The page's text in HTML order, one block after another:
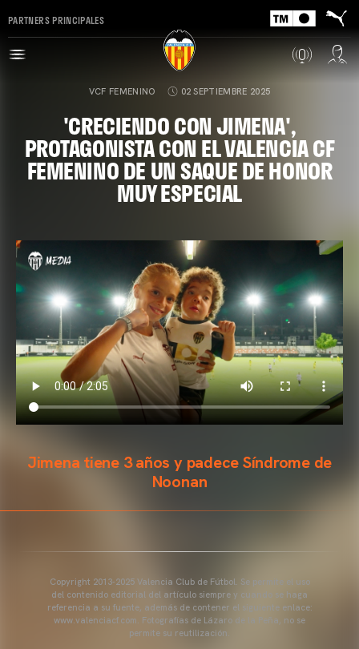
PARTNERS PRINCIPALES
VCF FEMENINO 02 SEPTIEMBRE 2025
'CRECIENDO CON JIMENA',
PROTAGONISTA CON EL VALENCIA CF
FEMENINO DE UN SAQUE DE HONOR
MUY ESPECIAL
Jimena tiene 3 años y padece Síndrome de
Noonan
Copyright 2013-2025 Valencia Club de Fútbol. Se permite el uso
del contenido editorial del artículo siempre y cuando se haga
referencia a su fuente, además de contener el siguiente enlace:
www.valenciacf.com. Fotografías de Lázaro de la Peña, no se
permite su reutilización.